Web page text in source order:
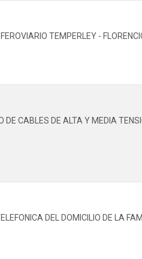
TEMPERLEY -
CABLES DE ALTA Y MEDIA
DEL DOMICILIO DE LA